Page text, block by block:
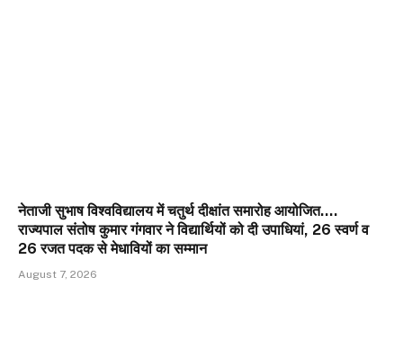
नेताजी सुभाष विश्वविद्यालय में चतुर्थ दीक्षांत समारोह आयोजित….
राज्यपाल संतोष कुमार गंगवार ने विद्यार्थियों को दी उपाधियां, 26 स्वर्ण व
26 रजत पदक से मेधावियों का सम्मान
August 7, 2026